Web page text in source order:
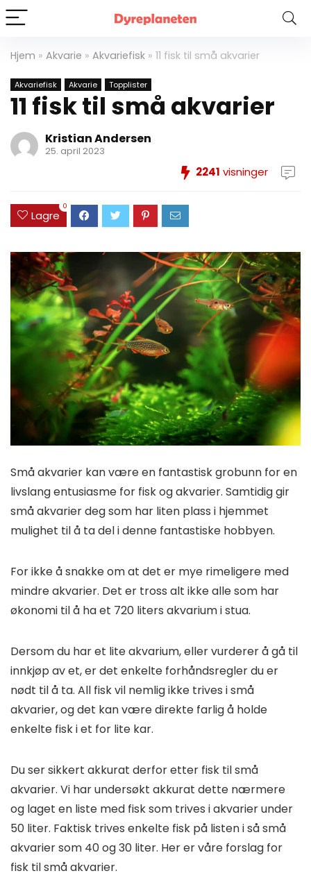
Hjem » Akvarie » Akvariefisk » 11 fisk til små akvarier
Akvariefisk Akvarie Topplister
11 fisk til små akvarier
Kristian Andersen
25. april 2023
2241 visninger
Lagre
0
Små akvarier kan være en fantastisk grobunn for en
livslang entusiasme for fisk og akvarier. Samtidig gir
små akvarier deg som har liten plass i hjemmet
mulighet til å ta del i denne fantastiske hobbyen.
For ikke å snakke om at det er mye rimeligere med
mindre akvarier. Det er tross alt ikke alle som har
økonomi til å ha et 720 liters akvarium i stua.
Dersom du har et lite akvarium, eller vurderer å gå til
innkjøp av et, er det enkelte forhåndsregler du er
nødt til å ta. All fisk vil nemlig ikke trives i små
akvarier, og det kan være direkte farlig å holde
enkelte fisk i et for lite kar.
Du ser sikkert akkurat derfor etter fisk til små
akvarier. Vi har undersøkt akkurat dette nærmere
og laget en liste med fisk som trives i akvarier under
50 liter. Faktisk trives enkelte fisk på listen i så små
akvarier som 40 og 30 liter. Her er våre forslag for
fisk til små akvarier.